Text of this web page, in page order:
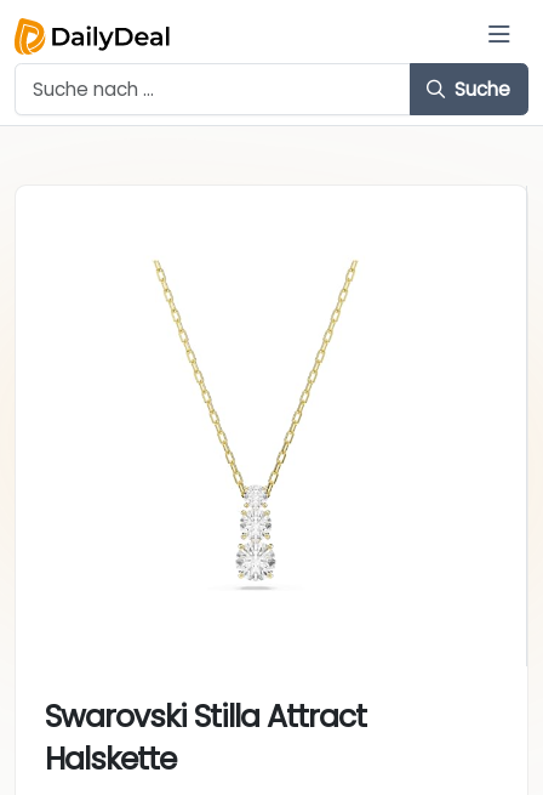
Suche
Swarovski Stilla Attract
Halskette